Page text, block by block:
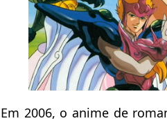
Em 2006, o anime de